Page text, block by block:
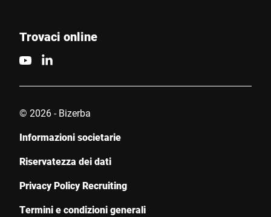
Trovaci online
© 2026 - Bizerba
Informazioni societarie
Riservatezza dei dati
Privacy Policy Recruiting
Termini e condizioni generali